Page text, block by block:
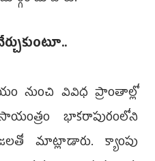
నుంచి వివిధ ప్రాంతాల్లో
భాకరాపురంలోని
మాట్లాడారు. క్యాంపు